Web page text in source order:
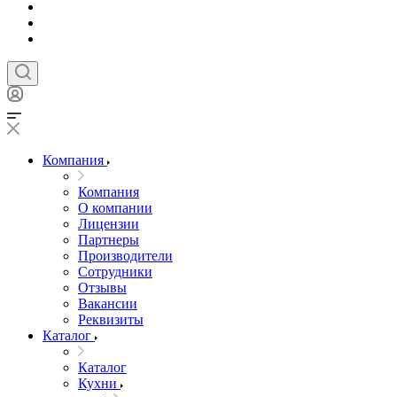
Компания
Компания
О компании
Лицензии
Партнеры
Производители
Сотрудники
Отзывы
Вакансии
Реквизиты
Каталог
Каталог
Кухни